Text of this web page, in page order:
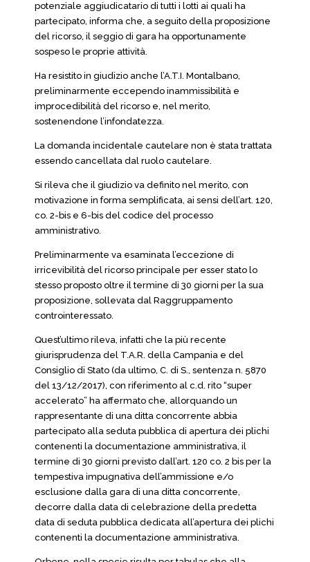
potenziale aggiudicatario di tutti i lotti ai quali ha
partecipato, informa che, a seguito della proposizione
del ricorso, il seggio di gara ha opportunamente
sospeso le proprie attività.
Ha resistito in giudizio anche l’A.T.I. Montalbano,
preliminarmente eccependo inammissibilità e
improcedibilità del ricorso e, nel merito,
sostenendone l’infondatezza.
La domanda incidentale cautelare non è stata trattata
essendo cancellata dal ruolo cautelare.
Si rileva che il giudizio va definito nel merito, con
motivazione in forma semplificata, ai sensi dell’art. 120,
co. 2-bis e 6-bis del codice del processo
amministrativo.
Preliminarmente va esaminata l’eccezione di
irricevibilità del ricorso principale per esser stato lo
stesso proposto oltre il termine di 30 giorni per la sua
proposizione, sollevata dal Raggruppamento
controinteressato.
Quest’ultimo rileva, infatti che la più recente
giurisprudenza del T.A.R. della Campania e del
Consiglio di Stato (da ultimo, C. di S., sentenza n. 5870
del 13/12/2017), con riferimento al c.d. rito “super
accelerato” ha affermato che, allorquando un
rappresentante di una ditta concorrente abbia
partecipato alla seduta pubblica di apertura dei plichi
contenenti la documentazione amministrativa, il
termine di 30 giorni previsto dall’art. 120 co. 2 bis per la
tempestiva impugnativa dell’ammissione e/o
esclusione dalla gara di una ditta concorrente,
decorre dalla data di celebrazione della predetta
data di seduta pubblica dedicata all’apertura dei plichi
contenenti la documentazione amministrativa.